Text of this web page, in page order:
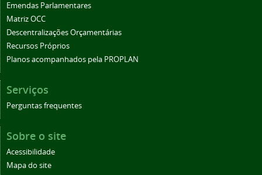
Emendas Parlamentares
Matriz OCC
Descentralizações Orçamentárias
Recursos Próprios
Planos acompanhados pela PROPLAN
Serviços
Perguntas frequentes
Sobre o site
Acessibilidade
Mapa do site